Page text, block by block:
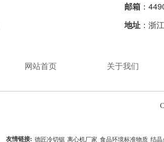
邮箱 ：
地址 ：浙
网站首页 关于我们
友情链接: 德匠冷切锯 离心机厂家 食品环境标准物质 结晶